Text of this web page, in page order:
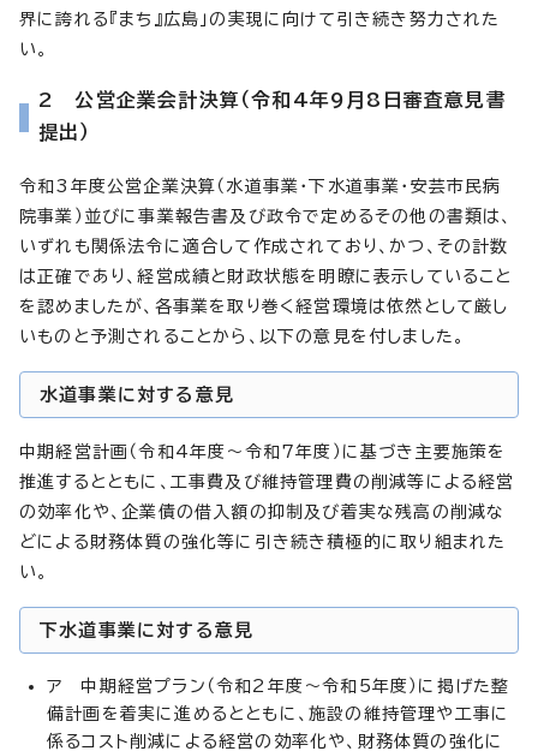
界に誇れる『まち』広島」の実現に向けて引き続き努力された
い。
2 公営企業会計決算（令和4年9月8日審査意見書
提出）
令和3年度公営企業決算（水道事業・下水道事業・安芸市民病
院事業）並びに事業報告書及び政令で定めるその他の書類は、
いずれも関係法令に適合して作成されており、かつ、その計数
は正確であり、経営成績と財政状態を明瞭に表示していること
を認めましたが、各事業を取り巻く経営環境は依然として厳し
いものと予測されることから、以下の意見を付しました。
水道事業に対する意見
中期経営計画（令和4年度～令和7年度）に基づき主要施策を
推進するとともに、工事費及び維持管理費の削減等による経営
の効率化や、企業債の借入額の抑制及び着実な残高の削減な
どによる財務体質の強化等に引き続き積極的に取り組まれた
い。
下水道事業に対する意見
ア 中期経営プラン（令和2年度～令和5年度）に掲げた整
備計画を着実に進めるとともに、施設の維持管理や工事に
係るコスト削減による経営の効率化や、財務体質の強化に